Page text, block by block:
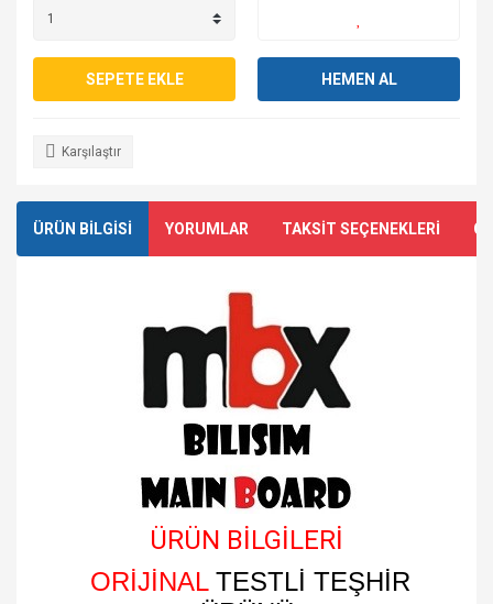
SEPETE EKLE HEMEN AL
Karşılaştır
ÜRÜN BİLGİSİ YORUMLAR TAKSİT SEÇENEKLERİ
ÜRÜN BİLGİLERİ
ORİJİNAL TESTLİ TEŞHİR